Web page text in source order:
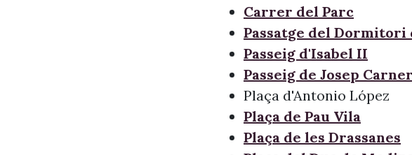
Carrer del Parc
Passatge del Dormitori
Passeig d'Isabel II
Passeig de Josep Carner
Plaça d'Antonio López
Plaça de Pau Vila
Plaça de les Drassanes